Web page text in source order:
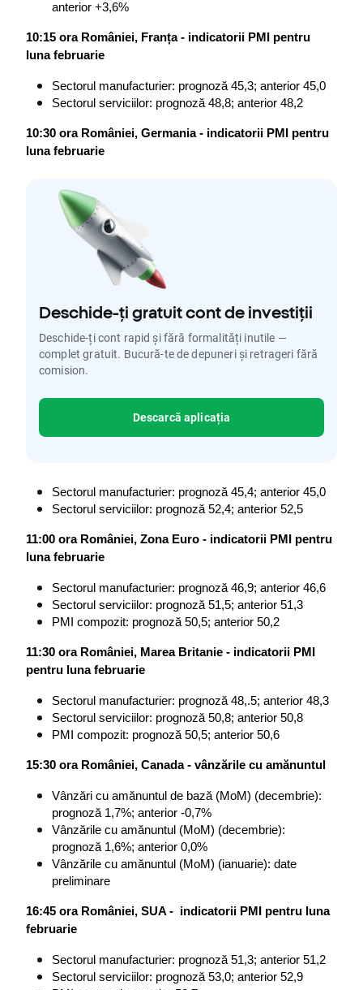
anterior +3,6%
10:15 ora României, Franța - indicatorii PMI pentru
luna februarie
Sectorul manufacturier: prognoză 45,3; anterior 45,0
Sectorul serviciilor: prognoză 48,8; anterior 48,2
10:30 ora României, Germania - indicatorii PMI pentru
luna februarie
Deschide-ți gratuit cont de investiții
Deschide-ți cont rapid și fără formalități inutile —
complet gratuit. Bucură-te de depuneri și retrageri fără
comision.
Descarcă aplicația
Sectorul manufacturier: prognoză 45,4; anterior 45,0
Sectorul serviciilor: prognoză 52,4; anterior 52,5
11:00 ora României, Zona Euro - indicatorii PMI pentru
luna februarie
Sectorul manufacturier: prognoză 46,9; anterior 46,6
Sectorul serviciilor: prognoză 51,5; anterior 51,3
PMI compozit: prognoză 50,5; anterior 50,2
11:30 ora României, Marea Britanie - indicatorii PMI
pentru luna februarie
Sectorul manufacturier: prognoză 48,.5; anterior 48,3
Sectorul serviciilor: prognoză 50,8; anterior 50,8
PMI compozit: prognoză 50,5; anterior 50,6
15:30 ora României, Canada - vânzările cu amănuntul
Vânzări cu amănuntul de bază (MoM) (decembrie):
prognoză 1,7%; anterior -0,7%
Vânzările cu amănuntul (MoM) (decembrie):
prognoză 1,6%; anterior 0,0%
Vânzările cu amănuntul (MoM) (ianuarie): date
preliminare
16:45 ora României, SUA -  indicatorii PMI pentru luna
februarie
Sectorul manufacturier: prognoză 51,3; anterior 51,2
Sectorul serviciilor: prognoză 53,0; anterior 52,9